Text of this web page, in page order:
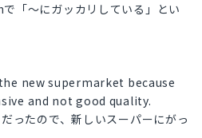
「～にガッカリしている」とい
new supermarket because
and not good quality.
ったので、新しいスーパーにがっ